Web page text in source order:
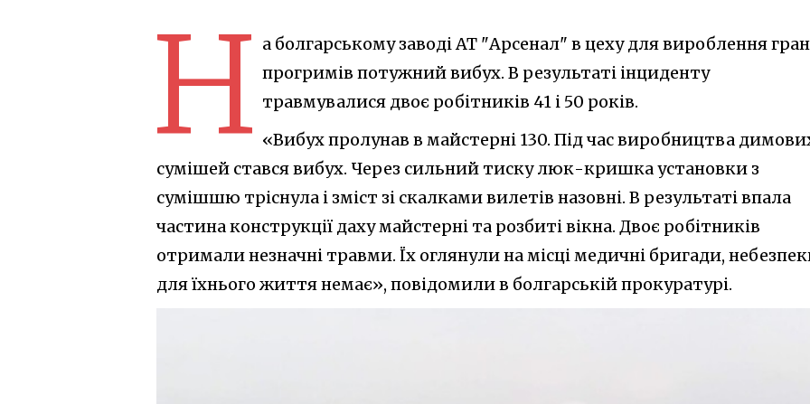
Н а болгарському заводі АТ "Арсенал" в цеху для вироблення
прогримів потужний вибух. В результаті інциденту
травмувалися двоє робітників 41 і 50 років.
«Вибух пролунав в майстерні 130. Під час виробництва
сумішей стався вибух. Через сильний тиску люк-кришка установки з
сумішшю тріснула і зміст зі скалками вилетів назовні. В результаті впала
частина конструкції даху майстерні та розбиті вікна. Двоє робітників
отримали незначні травми. Їх оглянули на місці медичні бригади,
для їхнього життя немає», повідомили в болгарській прокуратурі.